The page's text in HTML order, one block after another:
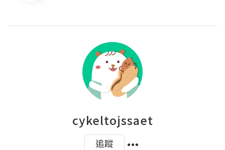
cykeltojssaet
追蹤